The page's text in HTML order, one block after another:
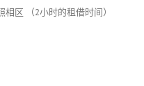
区 （2小时的租借时间）